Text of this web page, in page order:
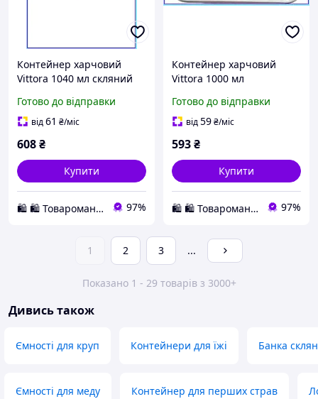
Контейнер харчовий
Vittora 1040 мл скляний
бамбуковою кришкою для
зберігання продуктів
Готово до відправки
від61 ₴/міс
608₴
Купити
🛍️ 🛍️ Товароманія 🛍️ 🛍️ 97%
Контейнер харчовий
Vittora 1000 мл
зберігання в
холодильнику з кришкою
Готово до відправки
від59₴/міс
593₴
Купити
🛍️ 🛍️ Товароманія 🛍️ 🛍️ 97%
1 2 3 ...
Показано 1 - 29 товарів з 3000+
Дивись також
Ємності для круп Контейнери для їжі Банка
Ємності для меду Контейнер для перших страв